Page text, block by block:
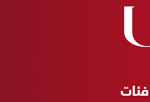
فئات